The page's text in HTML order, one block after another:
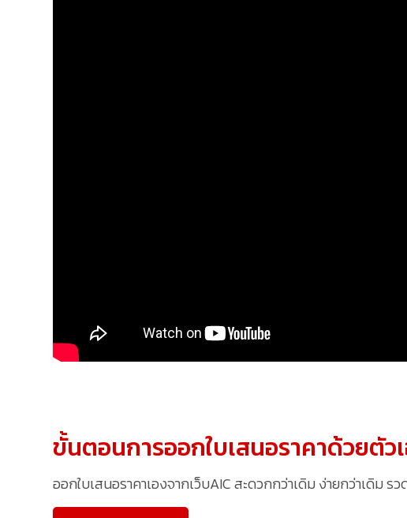
ขั้นตอนการออกใบเสนอราคาด้วยตัว
ออกใบเสนอราคาเองจากเว็บAIC สะดวกกว่าเดิม ง่ายกว่าเดิม รว